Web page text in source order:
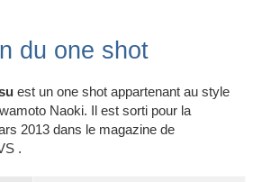
du one shot
est un one shot appartenant au style
Naoki. Il est sorti pour la
2013 dans le magazine de
.